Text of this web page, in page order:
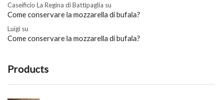
Caseificio La Regina di Battipaglia su
Come conservare la mozzarella di bufala?
Luigi su
Come conservare la mozzarella di bufala?
Products